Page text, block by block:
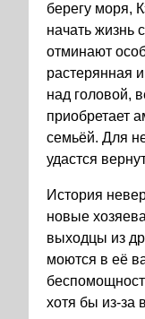
берегу моря,
начать жизнь
отминают
растерянная
над головой,
приобретает
семьёй. Для
удастся
История
новые
выходцы из
моются в её
хотя бы из-за